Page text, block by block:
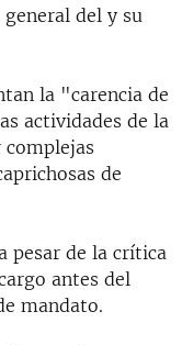
del y su
la "carencia de
actividades de la
de
pesar de la crítica
antes del
mandato.